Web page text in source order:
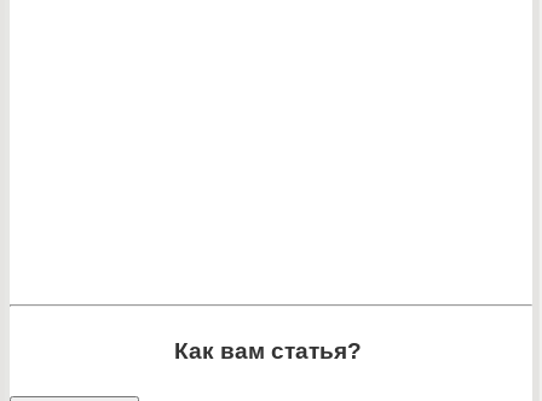
Как вам статья?